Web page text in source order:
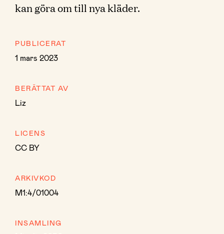
kan göra om till nya kläder.
PUBLICERAT
1 mars 2023
BERÄTTAT AV
Liz
LICENS
CC BY
ARKIVKOD
M1:4/01004
INSAMLING